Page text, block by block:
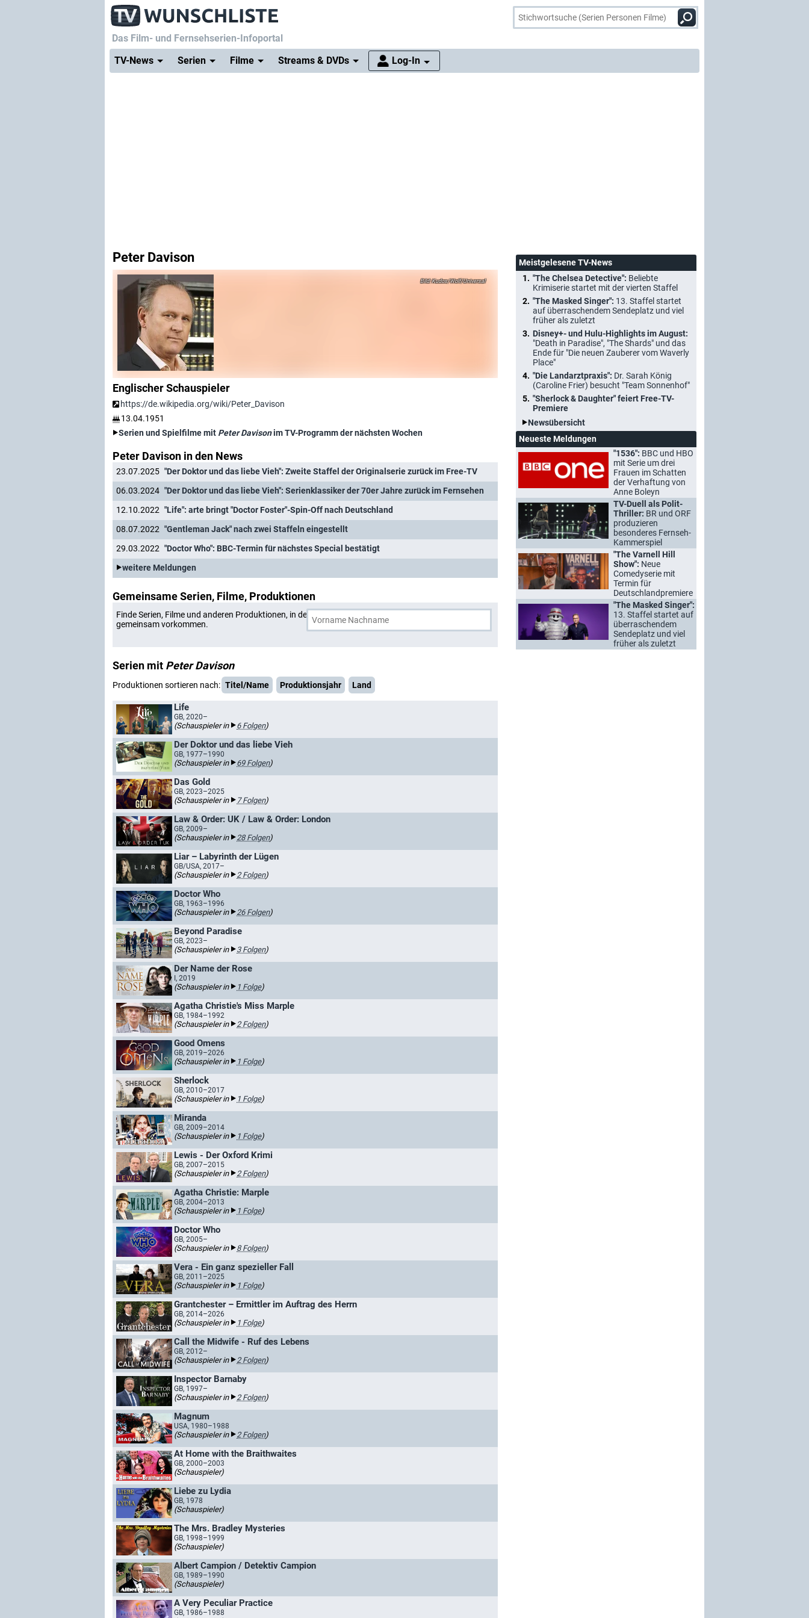
Das Film- und Fernsehserien-Infoportal
TV-News
Serien Filme Streams & DVDs Log-In
Peter Davison
Kudos/Wolf/Universal
Englischer Schauspieler
https://de.wikipedia.org/wiki/Peter_Davison
13.04.1951
Serien und Spielfilme mit Peter Davisonim TV-Programm der nächsten Wochen
Peter Davison in den News
23.07.2025 "Der Doktor und das liebe Vieh": Zweite Staffel der Originalserie zurück im Free-TV
06.03.2024 "Der Doktor und das liebe Vieh": Serienklassiker der 70er Jahre zurück im Fernsehen
12.10.2022 "Life": arte bringt "Doctor Foster"-Spin-Off nach Deutschland
08.07.2022 "Gentleman Jack" nach zwei Staffeln eingestellt
29.03.2022 "Doctor Who": BBC-Termin für nächstes Special bestätigt
weitere Meldungen
Gemeinsame Serien, Filme, Produktionen
Finde Serien, Filme und anderen Produktionen, in denen Peter Davison
gemeinsam vorkommen.
Serien mit Peter Davison
Produktionen sortieren nach: Titel/Name Produktionsjahr Land
Life
GB, 2020–
(Schauspieler in 6 Folgen)
Der Doktor und das liebe Vieh
GB, 1977–1990
(Schauspieler in 69 Folgen)
Das Gold
GB, 2023–2025
(Schauspieler in 7 Folgen)
Law & Order: UK / Law & Order: London
GB, 2009–
(Schauspieler in 28 Folgen)
Liar – Labyrinth der Lügen
GB/USA, 2017–
(Schauspieler in 2 Folgen)
Doctor Who
GB, 1963–1996
(Schauspieler in 26 Folgen)
Beyond Paradise
GB, 2023–
(Schauspieler in 3 Folgen)
Der Name der Rose
I, 2019
(Schauspieler in 1 Folge)
Agatha Christie's Miss Marple
GB, 1984–1992
(Schauspieler in 2 Folgen)
Good Omens
GB, 2019–2026
(Schauspieler in 1 Folge)
Sherlock
GB, 2010–2017
(Schauspieler in 1 Folge)
Miranda
GB, 2009–2014
(Schauspieler in 1 Folge)
Lewis - Der Oxford Krimi
GB, 2007–2015
(Schauspieler in 2 Folgen)
Agatha Christie: Marple
GB, 2004–2013
(Schauspieler in 1 Folge)
Doctor Who
GB, 2005–
(Schauspieler in 8 Folgen)
Vera - Ein ganz spezieller Fall
GB, 2011–2025
(Schauspieler in 1 Folge)
Grantchester – Ermittler im Auftrag des Herrn
GB, 2014–2026
(Schauspieler in 1 Folge)
Call the Midwife - Ruf des Lebens
GB, 2012–
(Schauspieler in 2 Folgen)
Inspector Barnaby
GB, 1997–
(Schauspieler in 2 Folgen)
Magnum
USA, 1980–1988
(Schauspieler in 2 Folgen)
At Home with the Braithwaites
GB, 2000–2003
(Schauspieler)
Liebe zu Lydia
GB, 1978
(Schauspieler)
The Mrs. Bradley Mysteries
GB, 1998–1999
(Schauspieler)
Albert Campion / Detektiv Campion
GB, 1989–1990
(Schauspieler)
A Very Peculiar Practice
GB, 1986–1988
Meistgelesene TV-News
"The Chelsea Detective": Beliebte
Krimiserie startet mit der vierten Staffel
"The Masked Singer": 13. Staffel startet
auf überraschendem Sendeplatz und viel
früher als zuletzt
Disney+- und Hulu-Highlights im August:
"Death in Paradise", "The Shards" und das
Ende für "Die neuen Zauberer vom Waverly
Place"
"Die Landarztpraxis": Dr. Sarah König
(Caroline Frier) besucht "Team Sonnenhof"
"Sherlock & Daughter" feiert Free-TV-
Premiere
Newsübersicht
Neueste Meldungen
"1536": BBC und HBO
mit Serie um drei
Frauen im Schatten
der Verhaftung von
Anne Boleyn
TV-Duell als Polit-
Thriller: BR und ORF
produzieren
besonderes Fernseh-
Kammerspiel
"The Varnell Hill
Show": Neue
Comedyserie mit
Termin für
Deutschlandpremiere
"The Masked Singer":
13. Staffel startet auf
überraschendem
Sendeplatz und viel
früher als zuletzt